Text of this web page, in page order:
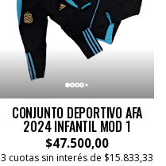
CONJUNTO DEPORTIVO AFA
2024 INFANTIL MOD 1
$47.500,00
3 cuotas sin interés de $15.833,33